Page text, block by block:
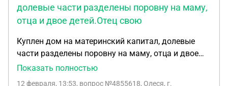
долевые части разделены поровну на маму,
отца и двое детей.Отец свою
Куплен дом на материнский капитал, долевые
части разделены поровну на маму, отца и двое
детей.Отец свою долевую собственность подарил
Показать полностью
12 февраля, 13:53, вопрос №4855618, Олеся, г.